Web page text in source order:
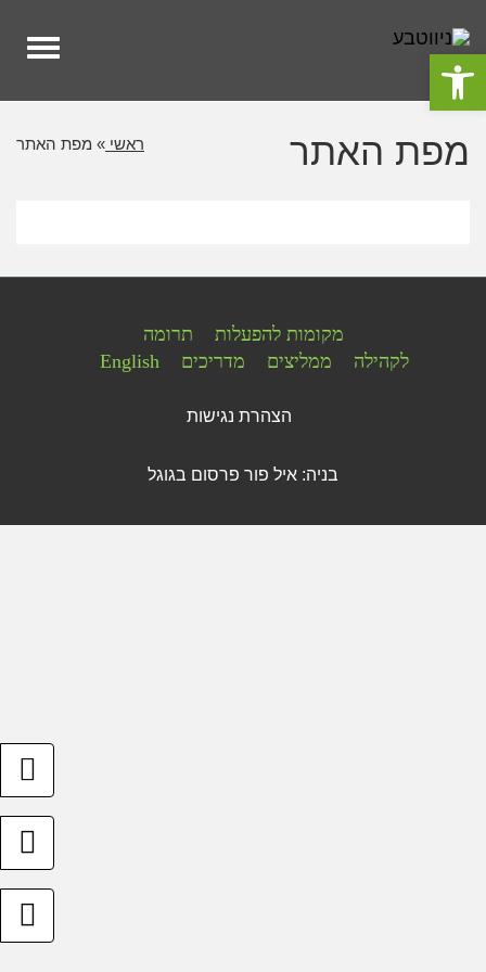
ראשי » מפת האתר מפת האתר
מקומות להפעלות
תרומה
לקהילה
ממליצים מדריכים English
הצהרת נגישות
בניה: איל פור פרסום בגוגל
פתח סרגל נגישות